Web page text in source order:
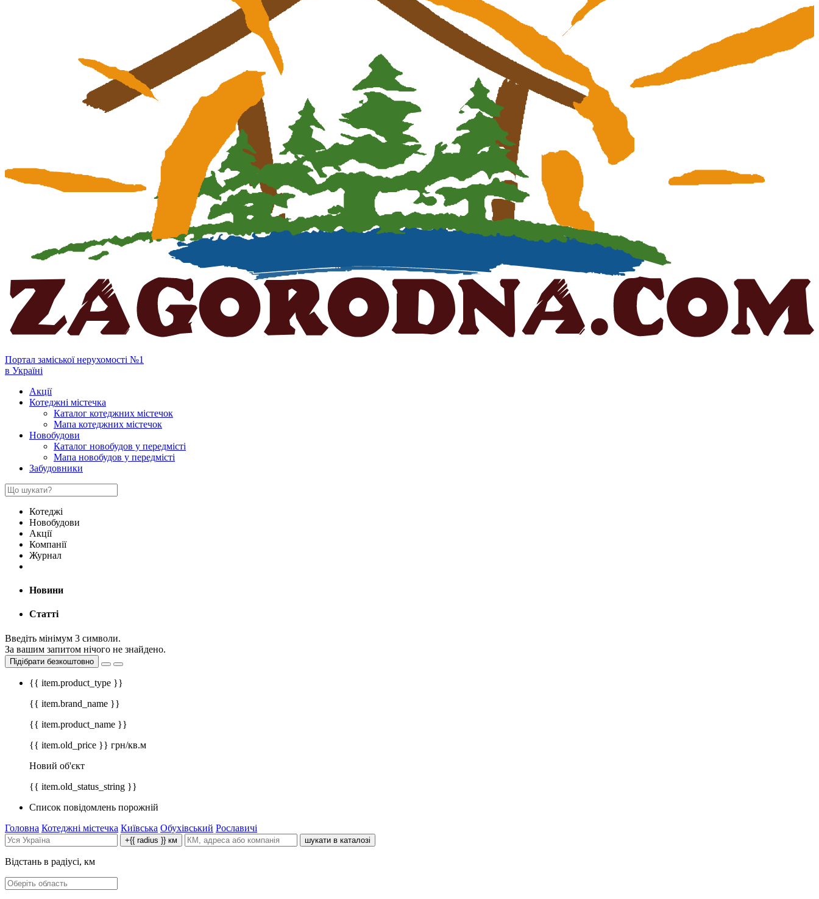
Портал заміської нерухомості №1
в Україні
Акції
Котеджні містечка
Каталог котеджних містечок
Мапа котеджних містечок
Новобудови
Каталог новобудов у передмісті
Мапа новобудов у передмісті
Забудовники
Котеджі
Новобудови
Акції
Компанії
Журнал
Новини
Статті
Введіть мінімум 3 символи.
За вашим запитом нічого не знайдено.
Підібрати безкоштовно
{{ item.product_type }}
{{ item.brand_name }}
{{ item.product_name }}
{{ item.old_price }} грн/кв.м
Новий об'єкт
{{ item.old_status_string }}
Список повідомлень порожній
Головна Котеджні містечка Київська Обухівський Рославичі
+{{ radius }} км шукати в каталозі
Відстань в радіусі, км